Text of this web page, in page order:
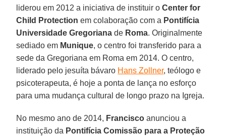
liderou em 2012 a iniciativa de instituir oCenter for
Child Protection em colaboração com a Pontifícia
Universidade Gregoriana de Roma. Originalmente
sediado em Munique, o centro foi transferido para a
sede da Gregoriana em Roma em 2014. O centro,
liderado pelo jesuíta bávaro Hans Zollner, teólogo e
psicoterapeuta, é hoje a ponta de lança no esforço
para uma mudança cultural de longo prazo na Igreja.
No mesmo ano de 2014, Francisco anunciou a
instituição da Pontifícia Comissão para a Proteção